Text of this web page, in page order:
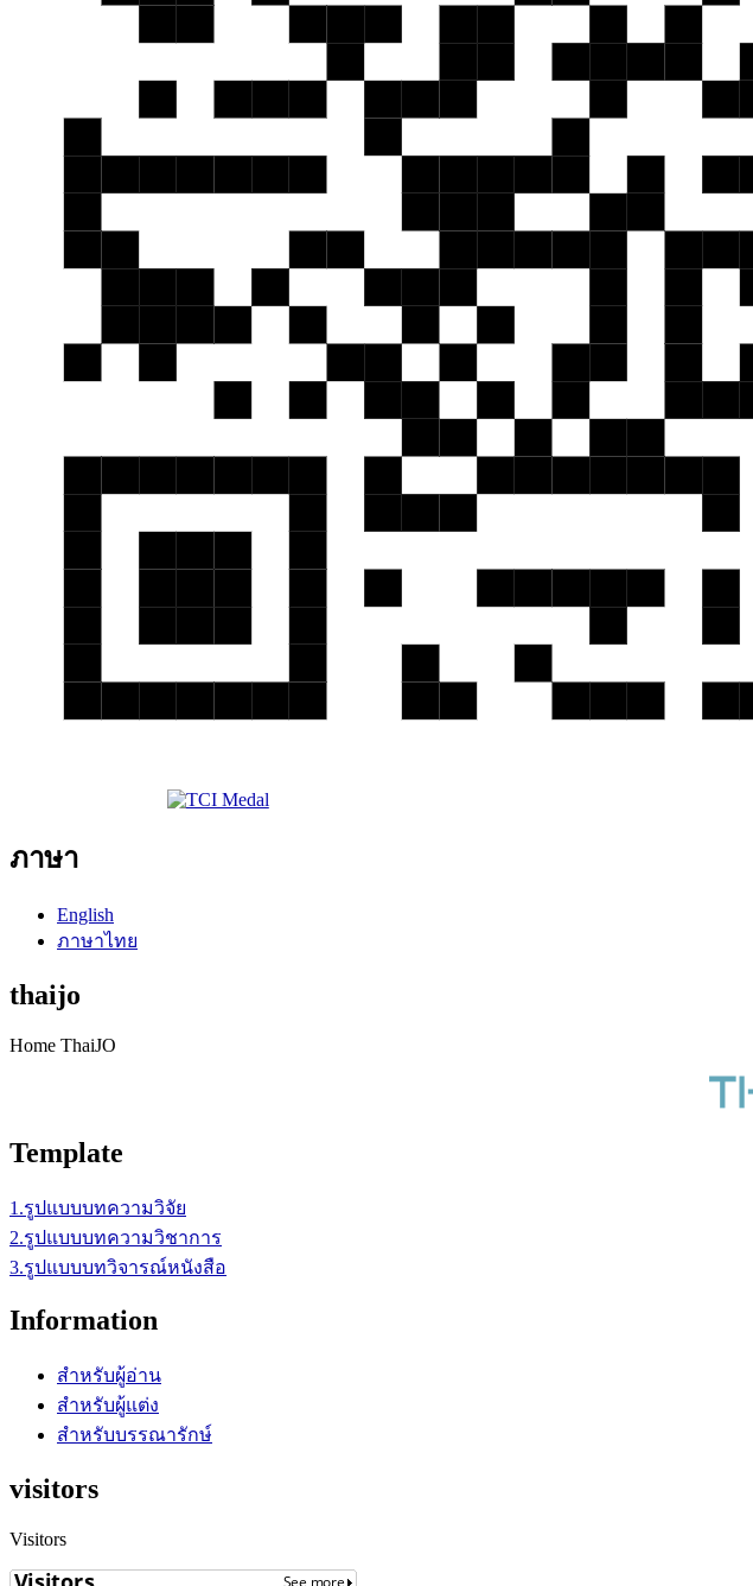
ภาษา
English
ภาษาไทย
thaijo
Home ThaiJO
Template
1.รูปแบบบทความวิจัย
2.รูปแบบบทความวิชาการ
3.รูปแบบบทวิจารณ์หนังสือ
Information
สำหรับผู้อ่าน
สำหรับผู้แต่ง
สำหรับบรรณารักษ์
visitors
Visitors